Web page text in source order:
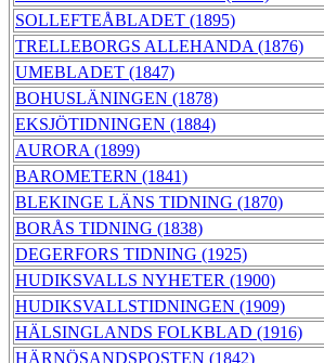
SOLLEFTEÅBLADET (1895)
TRELLEBORGS ALLEHANDA (1876)
UMEBLADET (1847)
BOHUSLÄNINGEN (1878)
EKSJÖTIDNINGEN (1884)
AURORA (1899)
BAROMETERN (1841)
BLEKINGE LÄNS TIDNING (1870)
BORÅS TIDNING (1838)
DEGERFORS TIDNING (1925)
HUDIKSVALLS NYHETER (1900)
HUDIKSVALLSTIDNINGEN (1909)
HÄLSINGLANDS FOLKBLAD (1916)
HÄRNÖSANDSPOSTEN (1842)